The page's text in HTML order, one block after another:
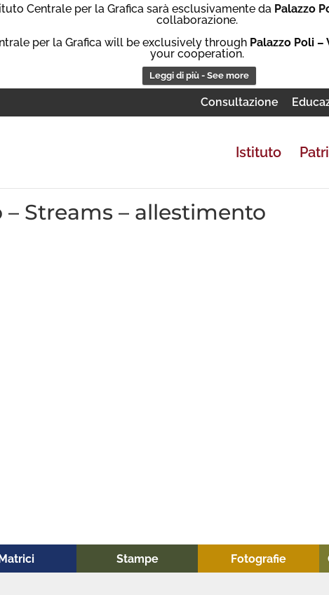
Centrale per la Grafica sarà esclusivamente da Palazzo
collaborazione.
per la Grafica will be exclusively through Palazzo Poli –
your cooperation.
Leggi di più - See more
Consultazione
Istituto
Streams – allestimento
Stampe Fotografie